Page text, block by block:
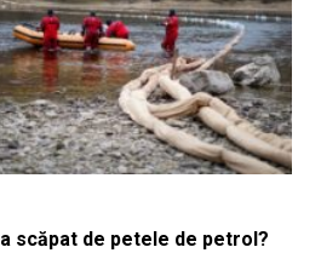
scăpat de petele de petrol?